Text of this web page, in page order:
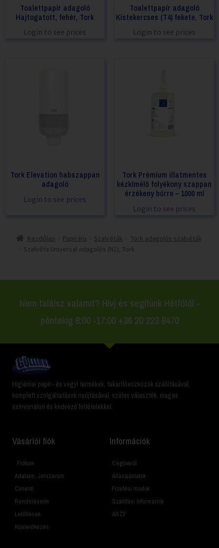
Toalettpapír adagoló
Hajtogatott, fehér, Tork
Login to see prices
Toalettpapír adagoló
Kistekercses (T4) fekete, Tork
Login to see prices
Tork Elevation habszappan
adagoló
Login to see prices
Tork Prémium illatmentes
kézkímélő folyékony szappan
érzékeny bőrre – 1000 ml
Login to see prices
Kezdőlap Papíráru Szalvéták
Tork adagolós szalvéták
Szalvéta Universal adagolós (N1), Tork
Nem találsz valamit? Hívj és segítünk Hétfőtől -
péntekig 8:00 -17:00 +36 20 223 8470
Higiéniai papír- és vegyi termékek, takarítóeszközök szállításával,
komplett szolgáltatások nyújtásával, széles választék, magas
színvonalon és kedvező feltételekkel.
Vásárlói fiók
Fiókom
Adataim, Jelszavam
Címeim
Rendeléseim
Letöltések
Kijelentkezés
Információk
Cégünkről
Állásajánlatok
Fizetési módok
Szállítási Információk
ÁSZF